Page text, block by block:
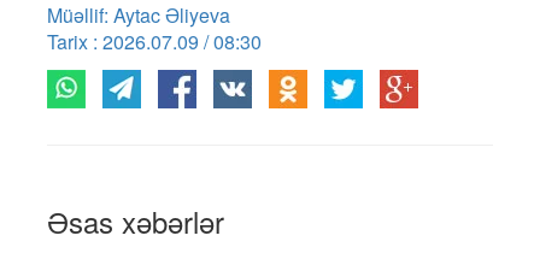
Müəllif: Aytac Əliyeva
Tarix : 2026.07.09 / 08:30
Əsas xəbərlər